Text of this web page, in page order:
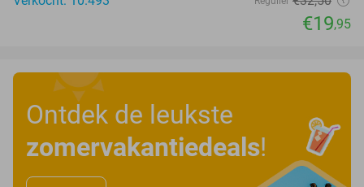
€19,95
Ontdek de leukste
zomervakantiedeals!